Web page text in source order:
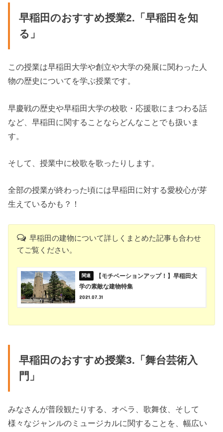
早稲田のおすすめ授業2.「早稲田を知
る」
この授業は早稲田大学や創立や大学の発展に関わった人
物の歴史についてを学ぶ授業です。
早慶戦の歴史や早稲田大学の校歌・応援歌にまつわる話
など、早稲田に関することならどんなことでも扱いま
す。
そして、授業中に校歌を歌ったりします。
全部の授業が終わった頃には早稲田に対する愛校心が芽
生えているかも？！
早稲田の建物について詳しくまとめた記事も合わせ
てご覧ください。
【モチベーションアップ！】早稲田大
学の素敵な建物特集
2021.07.31
早稲田のおすすめ授業3.「舞台芸術入
門」
みなさんが普段観たりする、オペラ、歌舞伎、そして
様々なジャンルのミュージカルに関することを、幅広い